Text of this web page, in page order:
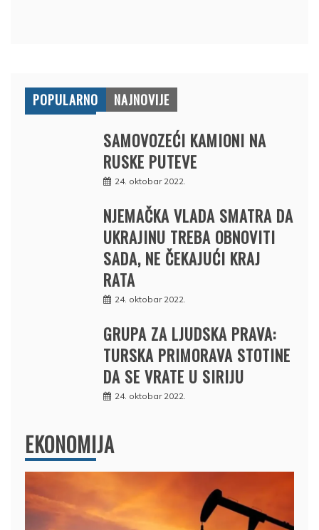
POPULARNO NAJNOVIJE
SAMOVOZEĆI KAMIONI NA
RUSKE PUTEVE
24. oktobar 2022.
NJEMAČKA VLADA SMATRA DA
UKRAJINU TREBA OBNOVITI
SADA, NE ČEKAJUĆI KRAJ
RATA
24. oktobar 2022.
GRUPA ZA LJUDSKA PRAVA:
TURSKA PRIMORAVA STOTINE
DA SE VRATE U SIRIJU
24. oktobar 2022.
EKONOMIJA